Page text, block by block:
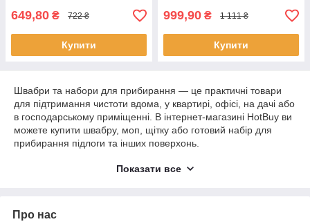
649,80 ₴ 722 ₴
Купити
999,90 ₴ 1 111 ₴
Купити
Швабри та набори для прибирання — це практичні товари
для підтримання чистоти вдома, у квартирі, офісі, на дачі або
в господарському приміщенні. В інтернет-магазині HotBuy ви
можете купити швабру, моп, щітку або готовий набір для
прибирання підлоги та інших поверхонь.
миття підлоги, мопи, щітки, насадки та інші аксесуари для
без зайвих зусиль.
Показати все
Про нас